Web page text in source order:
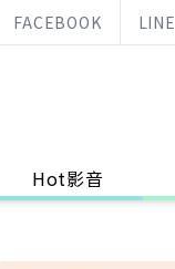
FACEBOOK LINE
Hot影音